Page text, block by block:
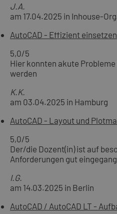
J.A.
am 17.04.2025 in Inhouse-
AutoCAD - Effizient einsetzen
5,0/5
Hier konnten akute
werden
K.K.
am 03.04.2025 in Hamburg
AutoCAD - Layout und
5,0/5
Der/die Dozent(in) ist auf
Anforderungen gut
I.G.
am 14.03.2025 in Berlin
AutoCAD / AutoCAD LT -